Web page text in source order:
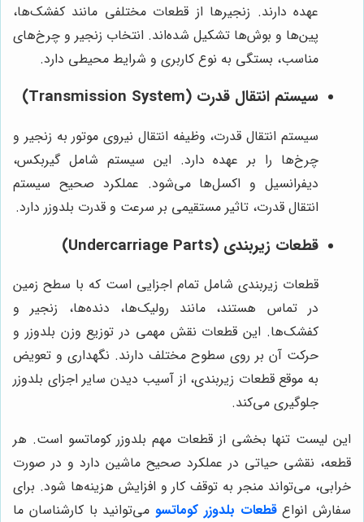
عهده دارند. زنجیرها از قطعات مختلفی مانند کفشک‌ها،
پین‌ها و بوش‌ها تشکیل شده‌اند. انتخاب زنجیر و چرخ‌های
مناسب، بستگی به نوع کاربری و شرایط محیطی دارد.
سیستم انتقال قدرت (Transmission System)
سیستم انتقال قدرت، وظیفه انتقال نیروی موتور به زنجیر و
چرخ‌ها را بر عهده دارد. این سیستم شامل گیربکس،
دیفرانسیل و اکسل‌ها می‌شود. عملکرد صحیح سیستم
انتقال قدرت، تاثیر مستقیمی بر سرعت و قدرت بلدوزر دارد.
قطعات زیربندی (Undercarriage Parts)
قطعات زیربندی شامل تمام اجزایی است که با سطح زمین
در تماس هستند، مانند رولیک‌ها، دنده‌ها، زنجیر و
کفشک‌ها. این قطعات نقش مهمی در توزیع وزن بلدوزر و
حرکت آن بر روی سطوح مختلف دارند. نگهداری و تعویض
به موقع قطعات زیربندی، از آسیب دیدن سایر اجزای بلدوزر
جلوگیری می‌کند.
این لیست تنها بخشی از قطعات مهم بلدوزر کوماتسو است. هر
قطعه، نقشی حیاتی در عملکرد صحیح ماشین دارد و در صورت
خرابی، می‌تواند منجر به توقف کار و افزایش هزینه‌ها شود. برای
سفارش انواعقطعات بلدوزر کوماتسو می‌توانید با کارشناسان ما